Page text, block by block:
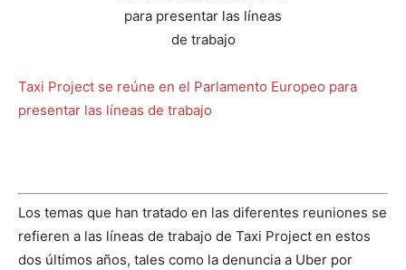
Taxi Project se reúne en el Parlamento Europeo para
presentar las líneas de trabajo
Los temas que han tratado en las diferentes reuniones se
refieren a las líneas de trabajo de Taxi Project en estos
dos últimos años, tales como la denuncia a Uber por